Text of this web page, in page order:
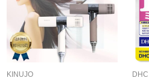
KINUJO DHC